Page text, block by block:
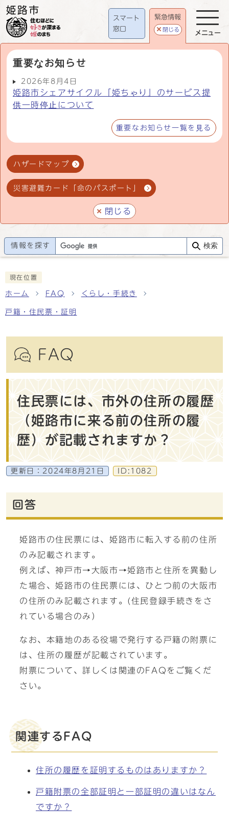
スマート
窓口
緊急情報
閉じる
重要なお知らせ
2026年8月4日
姫路市シェアサイクル「姫ちゃり」のサービス提
供一時停止について
重要なお知らせ一覧を見る
ハザードマップ
災害避難カード「命のパスポート」
閉じる
メニュー
情報を探す 検索
現在位置
ホーム FAQ くらし・手続き
戸籍・住民票・証明
FAQ
住民票には、市外の住所の履歴
（姫路市に来る前の住所の履
歴）が記載されますか？
更新日： 2024年8月21日 ID:1082
回答
姫路市の住民票には、姫路市に転入する前の住所
のみ記載されます。
例えば、神戸市→大阪市→姫路市と住所を異動し
た場合、姫路市の住民票には、ひとつ前の大阪市
の住所のみ記載されます。(住民登録手続きをさ
れている場合のみ）
なお、本籍地のある役場で発行する戸籍の附票に
は、住所の履歴が記載されています。
附票について、詳しくは関連のFAQをご覧くだ
さい。
関連するFAQ
住所の履歴を証明するものはありますか？
戸籍附票の全部証明と一部証明の違いはなん
ですか？